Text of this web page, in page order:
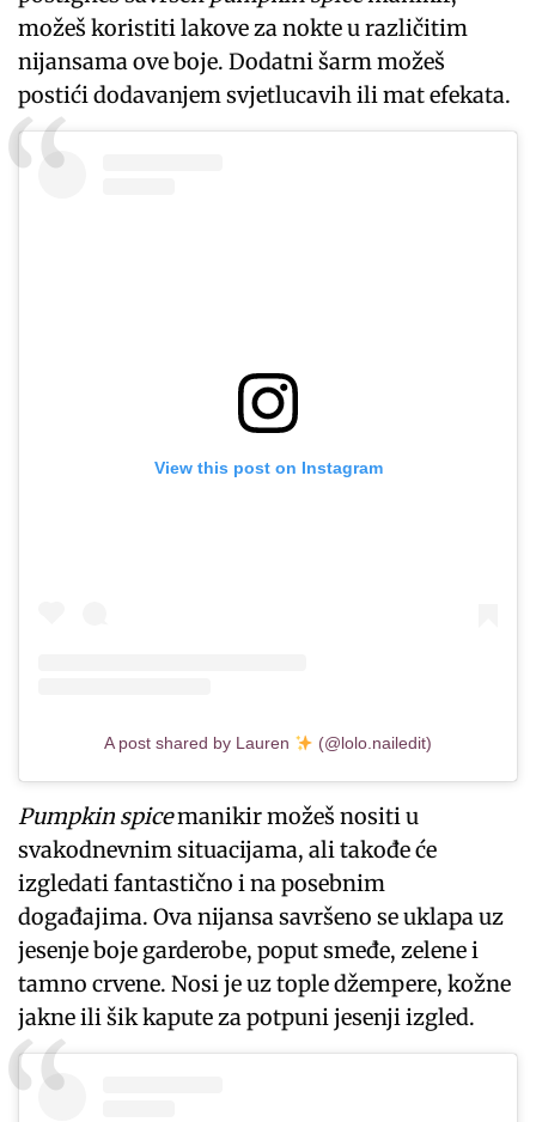
možeš koristiti lakove za nokte u različitim
nijansama ove boje. Dodatni šarm možeš
postići dodavanjem svjetlucavih ili mat efekata.
View this post on Instagram
A post shared by Lauren (@lolo.nailedit)
Pumpkin spicemanikir možeš nositi u
svakodnevnim situacijama, ali takođe će
izgledati fantastično i na posebnim
događajima. Ova nijansa savršeno se uklapa uz
jesenje boje garderobe, poput smeđe, zelene i
tamno crvene. Nosi je uz tople džempere, kožne
jakne ili šik kapute za potpuni jesenji izgled.